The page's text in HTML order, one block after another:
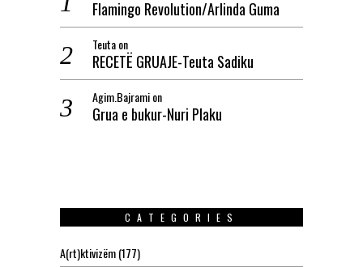
Flamingo Revolution/Arlinda Guma
Teutaon
RECETË GRUAJE-Teuta Sadiku
Agim.Bajramion
Grua e bukur-Nuri Plaku
CATEGORIES
A(rt)ktivizëm(177)